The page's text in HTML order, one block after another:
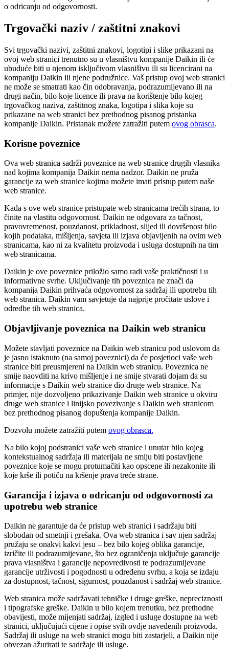
o odricanju od odgovornosti.
Trgovački naziv / zaštitni znakovi
Svi trgovački nazivi, zaštitni znakovi, logotipi i slike prikazani na
ovoj web stranici trenutno su u vlasništvu kompanije Daikin ili će
ubuduće biti u njenom isključivom vlasništvu ili su licencirani na
kompaniju Daikin ili njene podružnice. Vaš pristup ovoj web stranici
ne može se smatrati kao čin odobravanja, podrazumijevano ili na
drugi način, bilo koje licence ili prava na korištenje bilo kojeg
trgovačkog naziva, zaštitnog znaka, logotipa i slika koje su
prikazane na web stranici bez prethodnog pisanog pristanka
kompanije Daikin. Pristanak možete zatražiti putem ovog obrasca.
Korisne poveznice
Ova web stranica sadrži poveznice na web stranice drugih vlasnika
nad kojima kompanija Daikin nema nadzor. Daikin ne pruža
garancije za web stranice kojima možete imati pristup putem naše
web stranice.
Kada s ove web stranice pristupate web stranicama trećih strana, to
činite na vlastitu odgovornost. Daikin ne odgovara za tačnost,
pravovremenost, pouzdanost, prikladnost, slijed ili dovršenost bilo
kojih podataka, mišljenja, savjeta ili izjava objavljenih na ovim web
stranicama, kao ni za kvalitetu proizvoda i usluga dostupnih na tim
web stranicama.
Daikin je ove poveznice priložio samo radi vaše praktičnosti i u
informativne svrhe. Uključivanje tih poveznica ne znači da
kompanija Daikin prihvaća odgovornost za sadržaj ili upotrebu tih
web stranica. Daikin vam savjetuje da najprije pročitate uslove i
odredbe tih web stranica.
Objavljivanje poveznica na Daikin web stranicu
Možete stavljati poveznice na Daikin web stranicu pod uslovom da
je jasno istaknuto (na samoj poveznici) da će posjetioci vaše web
stranice biti preusmjereni na Daikin web stranicu. Poveznica ne
smije naovditi na krivo mišljenje i ne smije stvarati dojam da su
informacije s Daikin web stranice dio druge web stranice. Na
primjer, nije dozvoljeno prikazivanje Daikin web stranice u okviru
druge web stranice i linijsko povezivanje s Daikin web stranicom
bez prethodnog pisanog dopuštenja kompanije Daikin.
Dozvolu možete zatražiti putem ovog obrasca.
Na bilo kojoj podstranici vaše web stranice i unutar bilo kojeg
kontekstualnog sadržaja ili materijala ne smiju biti postavljene
poveznice koje se mogu protumačiti kao opscene ili nezakonite ili
koje krše ili potiču na kršenje prava treće strane.
Garancija i izjava o odricanju od odgovornosti za
upotrebu web stranice
Daikin ne garantuje da će pristup web stranici i sadržaju biti
slobodan od smetnji i grešaka. Ova web stranica i sav njen sadržaj
pružaju se onakvi kakvi jesu – bez bilo kojeg oblika garancije,
izričite ili podrazumijevane, što bez ograničenja uključuje garancije
prava vlasništva i garancije nepovredivosti te podrazumijevane
garancije utrživosti i pogodnosti u određenu svrhu, a koja se izdaju
za dostupnost, tačnost, sigurnost, pouzdanost i sadržaj web stranice.
Web stranica može sadržavati tehničke i druge greške, nepreciznosti
i tipografske greške. Daikin u bilo kojem trenutku, bez prethodne
obavijesti, može mijenjati sadržaj, izgled i usluge dostupne na web
stranici, uključujući cijene i opise svih ovdje navedenih proizvoda.
Sadržaj ili usluge na web stranici mogu biti zastarjeli, a Daikin nije
obvezan ažurirati te sadržaje ili usluge.